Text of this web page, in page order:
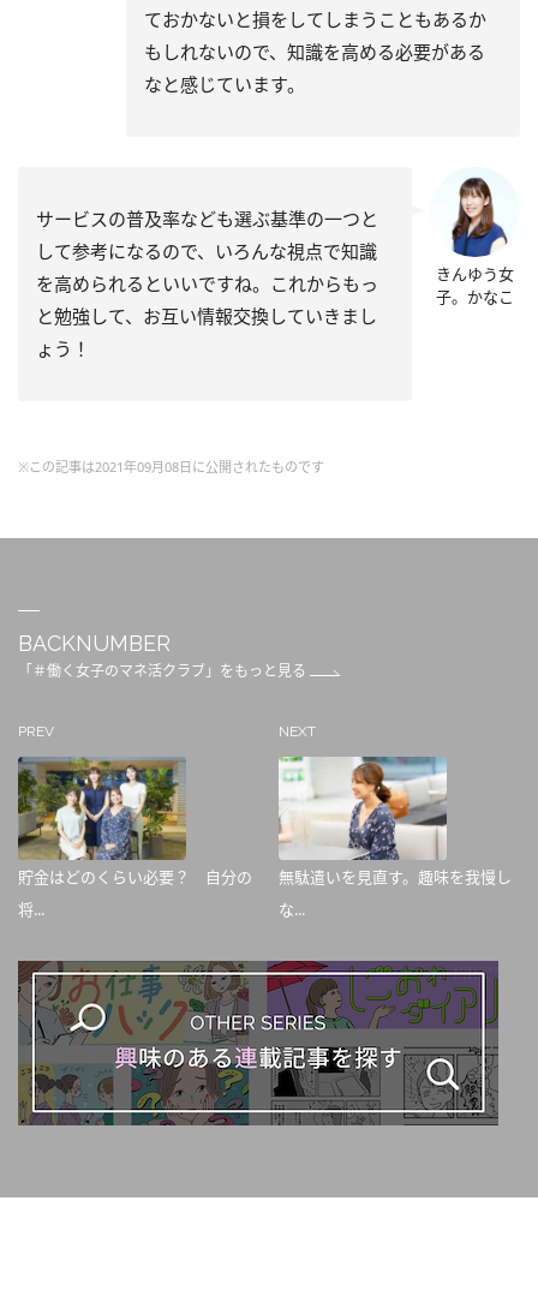
ておかないと損をしてしまうこともあるか
もしれないので、知識を高める必要がある
なと感じています。
きんゆう女
子。かなこ
サービスの普及率なども選ぶ基準の一つと
して参考になるので、いろんな視点で知識
を高められるといいですね。これからもっ
と勉強して、お互い情報交換していきまし
ょう！
※この記事は2021年09月08日に公開されたものです
BACKNUMBER
「＃働く女子のマネ活クラブ」をもっと見る
PREV
貯金はどのくらい必要？ 自分の
将...
NEXT
無駄遣いを見直す。趣味を我慢し
な...